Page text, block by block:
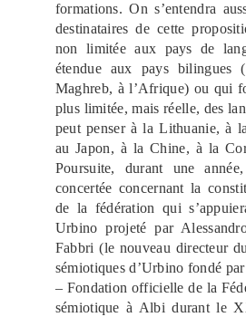
formations. On s’entendra
destinataires de cette
non limitée aux pays de
étendue aux pays bilingues
Maghreb, à l’Afrique) ou qui
plus limitée, mais réelle, des
peut penser à la Lithuanie, à
au Japon, à la Chine, à la
Poursuite, durant une
concertée concernant la
de la fédération qui
Urbino projeté par
Fabbri (le nouveau directeur
sémiotiques d’Urbino fondé
– Fondation officielle de la
sémiotique à Albi durant le